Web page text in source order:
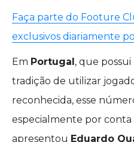
Faça parte do Footure
exclusivos diariamente
Em Portugal , que
tradição de utilizar
reconhecida, esse
especialmente por conta
apresentou Eduardo